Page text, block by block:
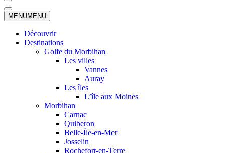
Menu
de
navigation
Menu
de
MENUMENU
Découvrir
Destinations
Golfe du Morbihan
Les villes
Vannes
Auray
Les îles
L’île aux Moines
Morbihan
Carnac
Quiberon
Belle-Île-en-Mer
Josselin
Rochefort-en-Terre